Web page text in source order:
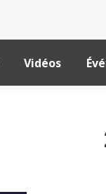
Vidéos